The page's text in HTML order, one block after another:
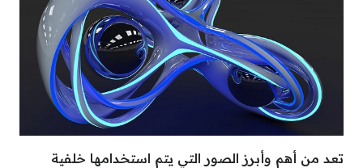
تعد من أهم وأبرز الصور التي يتم استخدامها خلفية